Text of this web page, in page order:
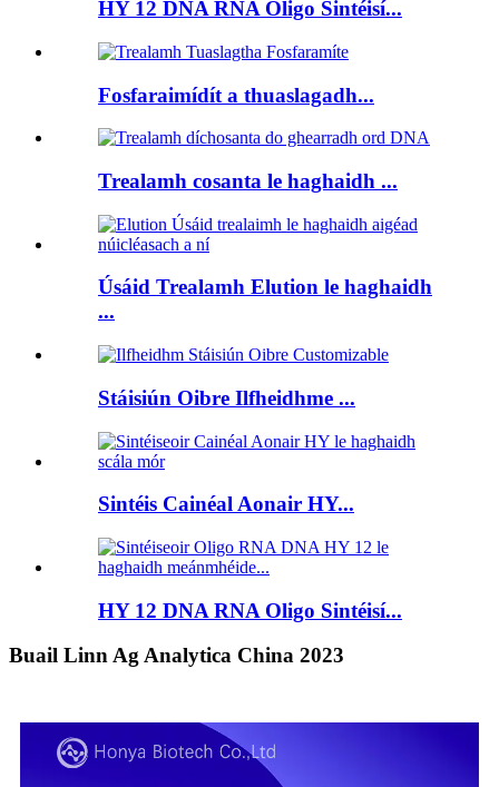
HY 12 DNA RNA Oligo Sintéisí...
Fosfaraimídít a thuaslagadh...
Trealamh cosanta le haghaidh ...
Úsáid Trealamh Elution le haghaidh
...
Stáisiún Oibre Ilfheidhme ...
Sintéis Cainéal Aonair HY...
HY 12 DNA RNA Oligo Sintéisí...
Buail Linn Ag Analytica China 2023